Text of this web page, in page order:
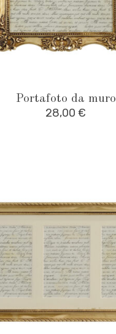
Portafoto da muro
28,00 €